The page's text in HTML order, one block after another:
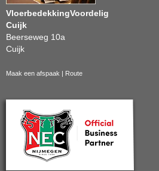
VloerbedekkingVoordelig
Cuijk
Beerseweg 10a
Cuijk
Maak een afspaak | Route